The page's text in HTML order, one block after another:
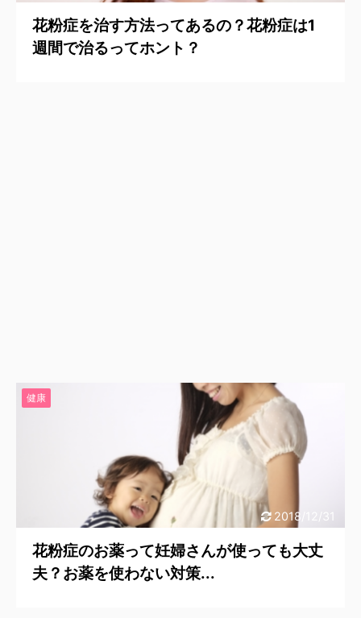
花粉症を治す方法ってあるの？花粉症は1
週間で治るってホント？
2018/12/31
健康
花粉症のお薬って妊婦さんが使っても大丈
夫？お薬を使わない対策...